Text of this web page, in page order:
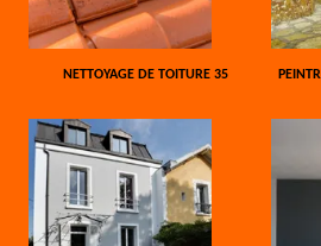
NETTOYAGE DE TOITURE 35